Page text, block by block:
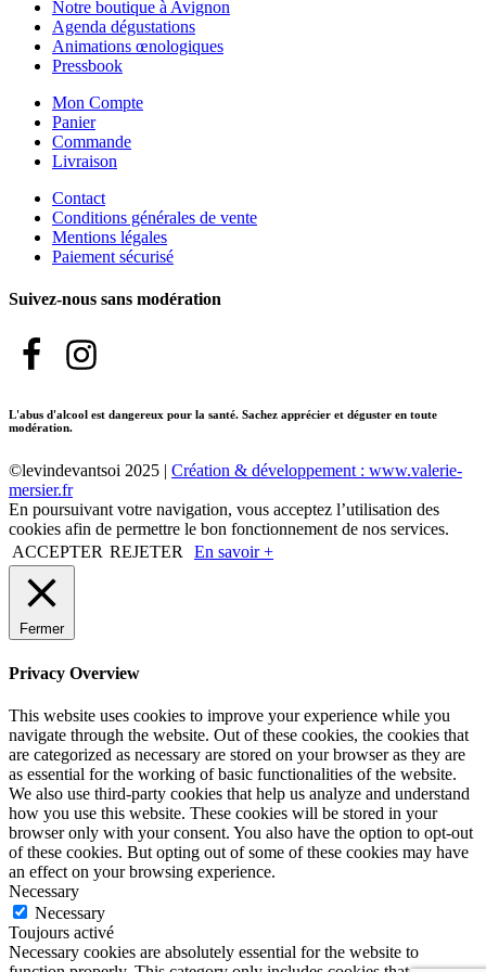
Notre boutique à Avignon
Agenda dégustations
Animations œnologiques
Pressbook
Mon Compte
Panier
Commande
Livraison
Contact
Conditions générales de vente
Mentions légales
Paiement sécurisé
Suivez-nous sans modération
L'abus d'alcool est dangereux pour la santé. Sachez apprécier et déguster en toute
modération.
©levindevantsoi 2025 | Création & développement : www.valerie-
mersier.fr
En poursuivant votre navigation, vous acceptez l’utilisation des
cookies afin de permettre le bon fonctionnement de nos services.
ACCEPTER REJETER En savoir +
Fermer
Privacy Overview
This website uses cookies to improve your experience while you
navigate through the website. Out of these cookies, the cookies that
are categorized as necessary are stored on your browser as they are
as essential for the working of basic functionalities of the website.
We also use third-party cookies that help us analyze and understand
how you use this website. These cookies will be stored in your
browser only with your consent. You also have the option to opt-out
of these cookies. But opting out of some of these cookies may have
an effect on your browsing experience.
Necessary
Necessary
Toujours activé
Necessary cookies are absolutely essential for the website to